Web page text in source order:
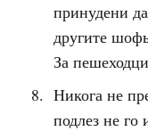
принудени
другите
За
Никога не
подлез не го